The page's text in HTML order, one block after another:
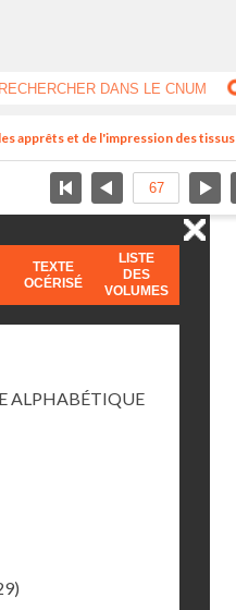
apprêts et de l'impression des tissus
TEXTE
OCÉRISÉ
LISTE
DES
VOLUMES
ALPHABÉTIQUE